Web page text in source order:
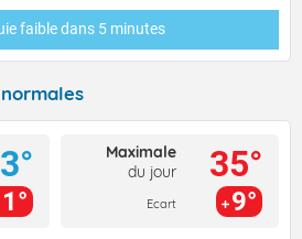
faibledans 5 minutes
1°
Maximale
du jour
Ecart
35°
9°